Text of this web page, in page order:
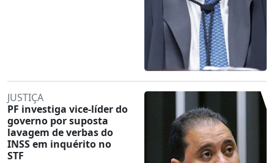
JUSTIÇA
PF investiga vice-líder do
governo por suposta
lavagem de verbas do
INSS em inquérito no
STF